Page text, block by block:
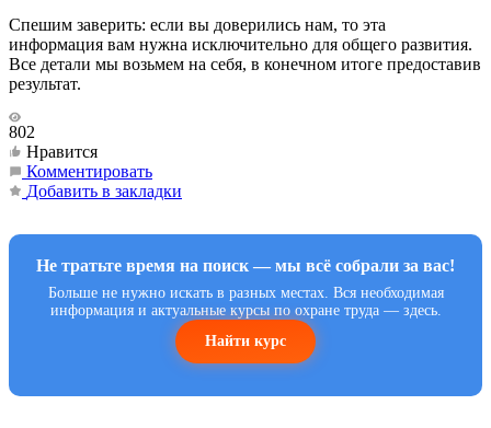
Спешим заверить: если вы доверились нам, то эта
информация вам нужна исключительно для общего развития.
Все детали мы возьмем на себя, в конечном итоге предоставив
результат.
802
Нравится
Комментировать
Добавить в закладки
Не тратьте время на поиск — мы всё собрали за вас!
Больше не нужно искать в разных местах. Вся необходимая
информация и актуальные курсы по охране труда — здесь.
Найти курс